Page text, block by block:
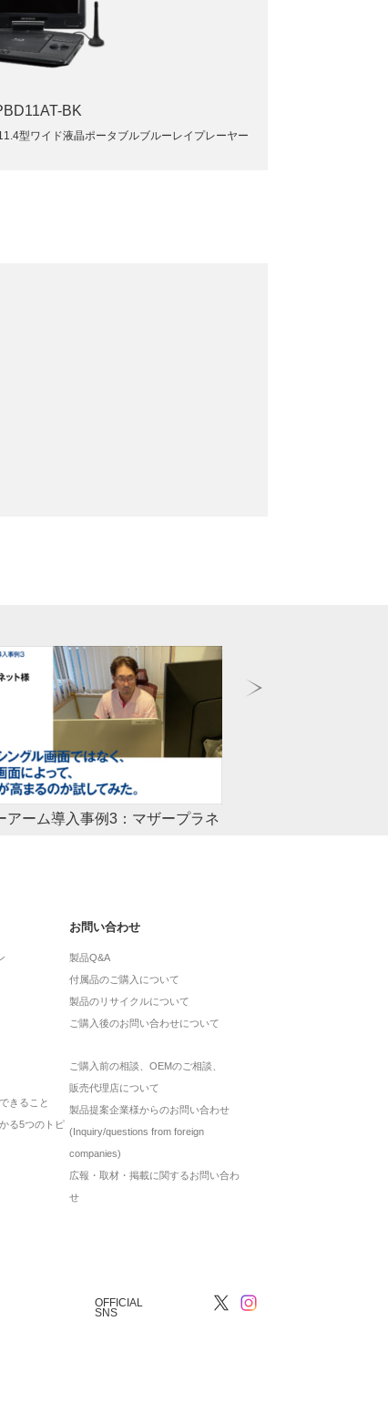
BK
型ワイド液晶ポータブルブルーレイプレーヤー
ニターアーム導入事例INDEX
きること
る5つのトピ
お問い合わせ
製品Q&A
付属品のご購入について
製品のリサイクルについて
ご購入後のお問い合わせについて
ご購入前の相談、OEMのご相談、
販売代理店について
製品提案企業様からのお問い合わせ
(Inquiry/questions from foreign
companies)
広報・取材・掲載に関するお問い合わ
せ
OFFICIAL
SNS